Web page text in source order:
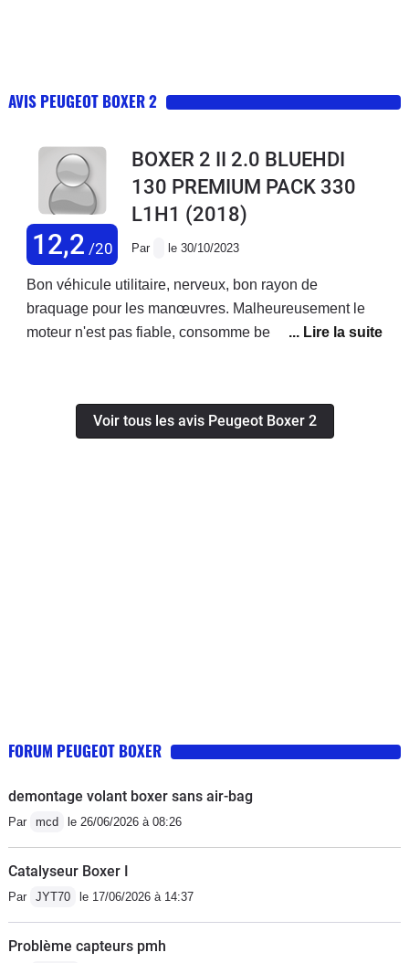
AVIS PEUGEOT BOXER 2
12,2 /20
BOXER 2 II 2.0 BLUEHDI
130 PREMIUM PACK 330
L1H1 (2018)
Par le 30/10/2023
Bon véhicule utilitaire, nerveux, bon rayon de
braquage pour les manœuvres. Malheureusement le
moteur n'est pas fiable, consomme beaucoup trop
Voir tous les avis Peugeot Boxer 2
FORUM PEUGEOT BOXER
demontage volant boxer sans air-bag
Par mcd le 26/06/2026 à 08:26
Catalyseur Boxer I
Par JYT70 le 17/06/2026 à 14:37
Problème capteurs pmh